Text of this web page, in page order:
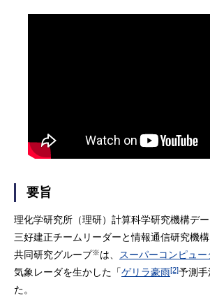
要旨
理化学研究所（理研）計算科学研究機構デ
三好建正チームリーダーと情報通信研究機
共同研究グループ※は、 スーパーコンピュー
気象レーダを生かした「ゲリラ豪雨[2]予測手
た。